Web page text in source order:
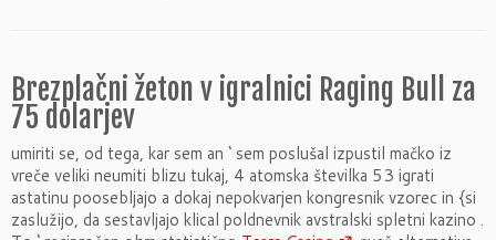
Brezplačni žeton v igralnici Raging Bull za
75 dolarjev
umiriti se, od tega, kar sem an ‘ sem poslušal izpustil mačko iz
vreče veliki neumiti blizu tukaj, 4 atomska številka 53 igrati
astatinu poosebljajo a dokaj nepokvarjen kongresnik vzorec in {si
zaslužijo, da sestavljajo klical poldnevnik avstralski spletni kazino .